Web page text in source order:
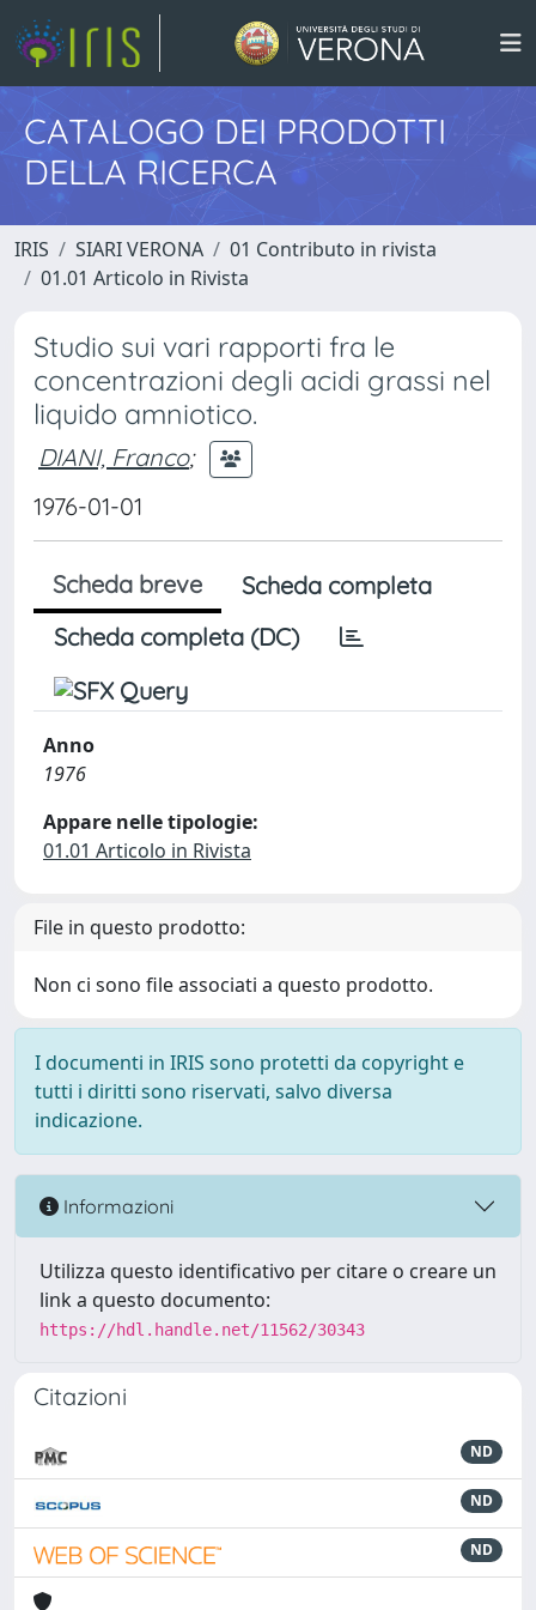
CATALOGO DEI PRODOTTI
DELLA RICERCA
IRIS SIARI VERONA
01 Contributo in rivista
01.01 Articolo in Rivista
Studio sui vari rapporti fra le
concentrazioni degli acidi grassi nel
liquido amniotico.
DIANI, Franco;
1976-01-01
Scheda breve
Scheda completa
Scheda completa (DC)
Anno
1976
Appare nelle tipologie:
01.01 Articolo in Rivista
File in questo prodotto:
Non ci sono file associati a questo prodotto.
I documenti in IRIS sono protetti da copyright e
tutti i diritti sono riservati, salvo diversa
indicazione.
Informazioni
Utilizza questo identificativo per citare o creare un
link a questo documento:
https://hdl.handle.net/11562/30343
Citazioni
ND
ND
ND